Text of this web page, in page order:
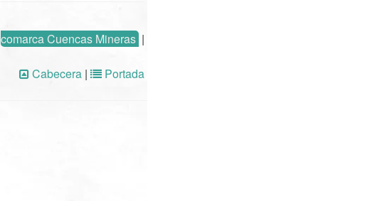
comarca Cuencas Mineras |
Cabecera | Portada